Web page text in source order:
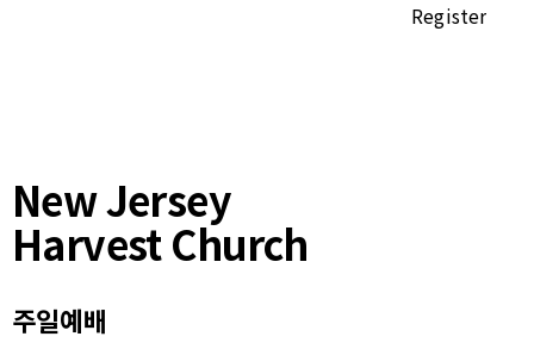
Register
New Jersey
Harvest Church
주일예배